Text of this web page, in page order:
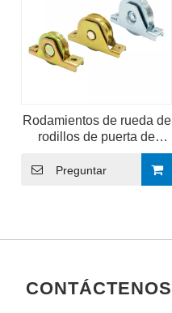
Rodamientos de rueda de
rodillos de puerta de
acero inoxidable de alta
resistencia con ranura en
Preguntar